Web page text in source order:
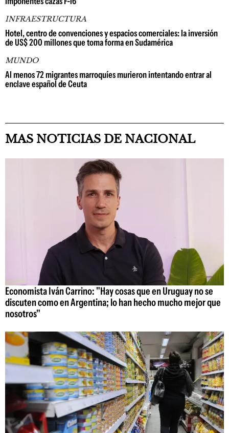
INFRAESTRUCTURA
Hotel, centro de convenciones y espacios comerciales: la inversión
de US$ 200 millones que toma forma en Sudamérica
MUNDO
Al menos 72 migrantes marroquíes murieron intentando entrar al
enclave español de Ceuta
MAS NOTICIAS DE NACIONAL
Economista Iván Carrino: "Hay cosas que en Uruguay no se
discuten como en Argentina; lo han hecho mucho mejor que
nosotros"